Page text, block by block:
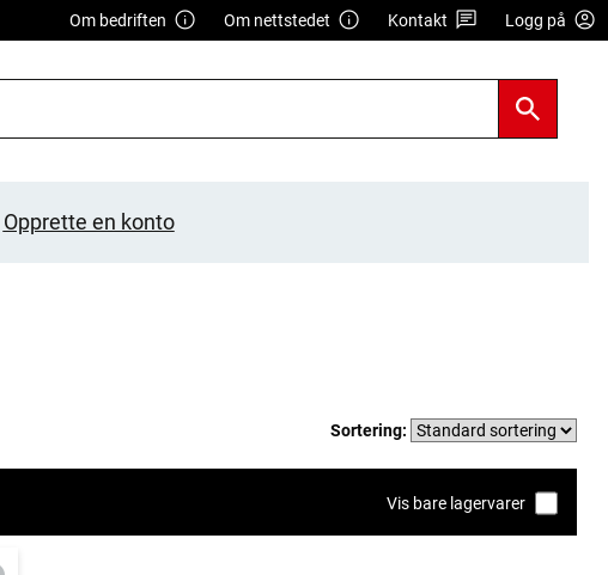
Om bedriften Om nettstedet Kontakt Logg på
Opprette en konto
Sortering:
Vis bare lagervarer